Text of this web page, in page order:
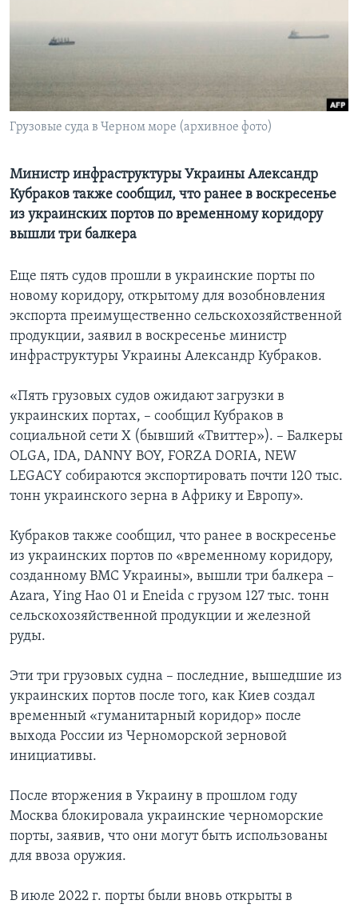
Грузовые суда в Черном море (архивное фото)
Министр инфраструктуры Украины Александр
Кубраков также сообщил, что ранее в воскресенье
из украинских портов по временному коридору
вышли три балкера
Еще пять судов прошли в украинские порты по
новому коридору, открытому для возобновления
экспорта преимущественно сельскохозяйственной
продукции, заявил в воскресенье министр
инфраструктуры Украины Александр Кубраков.
«Пять грузовых судов ожидают загрузки в
украинских портах, – сообщил Кубраков в
социальной сети X (бывший «Твиттер»). – Балкеры
OLGA, IDA, DANNY BOY, FORZA DORIA, NEW
LEGACY собираются экспортировать почти 120 тыс.
тонн украинского зерна в Африку и Европу».
Кубраков также сообщил, что ранее в воскресенье
из украинских портов по «временному коридору,
созданному ВМС Украины», вышли три балкера –
Azara, Ying Hao 01 и Eneida с грузом 127 тыс. тонн
сельскохозяйственной продукции и железной
руды.
Эти три грузовых судна – последние, вышедшие из
украинских портов после того, как Киев создал
временный «гуманитарный коридор» после
выхода России из Черноморской зерновой
инициативы.
После вторжения в Украину в прошлом году
Москва блокировала украинские черноморские
порты, заявив, что они могут быть использованы
для ввоза оружия.
В июле 2022 г. порты были вновь открыты в